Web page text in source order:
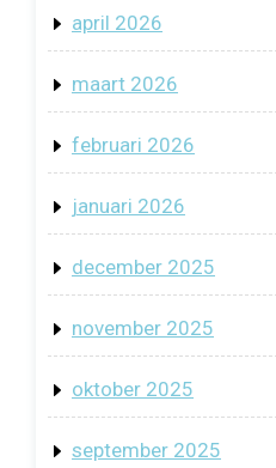
april 2026
maart 2026
februari 2026
januari 2026
december 2025
november 2025
oktober 2025
september 2025